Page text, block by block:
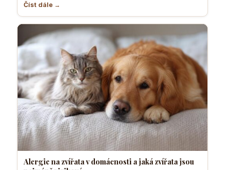
Číst dále →
Alergie na zvířata v domácnosti a jaká zvířata jsou